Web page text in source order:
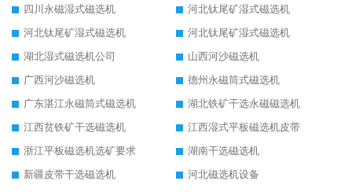
四川永磁湿式磁选机
河北钛尾矿湿式磁选机
河北钛尾矿湿式磁选机
河北钛尾矿湿式磁选机
湖北湿式磁选机公司
山西河沙磁选机
广西河沙磁选机
德州永磁筒式磁选机
广东湛江永磁筒式磁选机
湖北铁矿干选永磁磁选机
江西贫铁矿干选磁选机
江西湿式平板磁选机皮带
浙江平板磁选机选矿要求
湖南干选磁选机
新疆皮带干选磁选机
河北磁选机设备